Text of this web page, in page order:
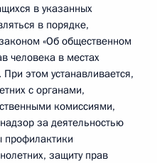
в указанных
в порядке,
«Об общественном
человека в местах
этом устанавливается,
с органами,
комиссиями,
за деятельностью
профилактики
защиту прав